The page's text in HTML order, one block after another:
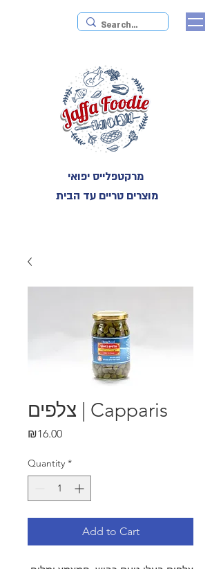
מוצרים טריים עד הבית
צלפים | Capparis
₪16.00Price
Quantity *
Add to Cart